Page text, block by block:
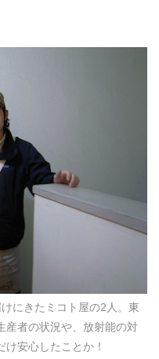
にきたミコト屋の2人。東
産者の状況や、放射能の対
安心したことか！